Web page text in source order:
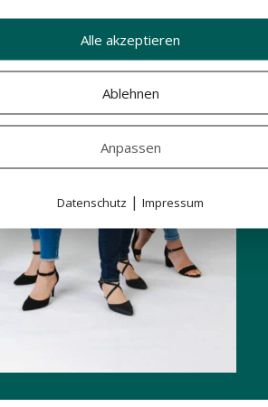
Alle akzeptieren
Ablehnen
Anpassen
Datenschutz | Impressum